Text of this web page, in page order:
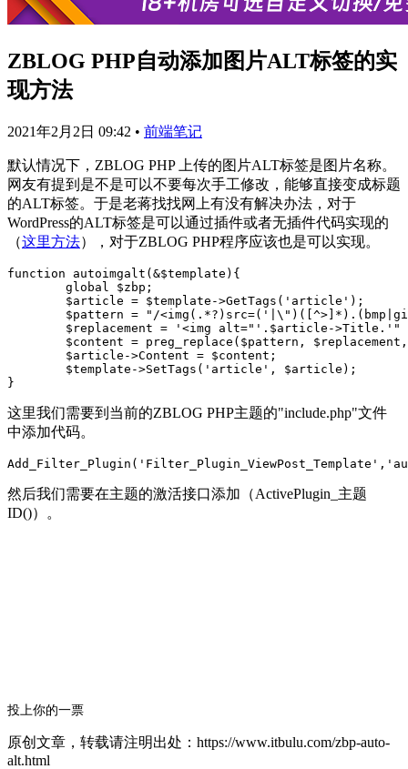
ZBLOG PHP自动添加图片ALT标签的实
现方法
2021年2月2日 09:42 • 前端笔记
默认情况下，ZBLOG PHP 上传的图片ALT标签是图片名称。
网友有提到是不是可以不要每次手工修改，能够直接变成标题
的ALT标签。于是老蒋找找网上有没有解决办法，对于
WordPress的ALT标签是可以通过插件或者无插件代码实现的
（这里方法），对于ZBLOG PHP程序应该也是可以实现。
function autoimgalt(&$template){
这里我们需要到当前的ZBLOG PHP主题的"include.php"文件
中添加代码。
然后我们需要在主题的激活接口添加（ActivePlugin_主题
ID()）。
投上你的一票
原创文章，转载请注明出处：https://www.itbulu.com/zbp-auto-
alt.html